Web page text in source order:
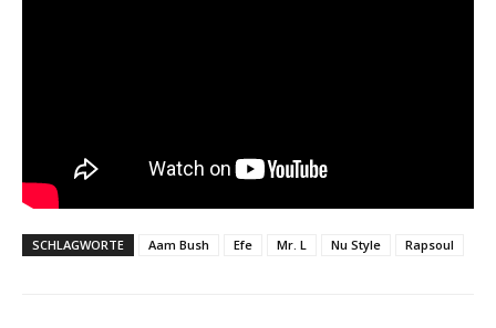
SCHLAGWORTE Aam Bush Efe Mr. L Nu Style Rapsoul